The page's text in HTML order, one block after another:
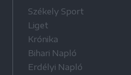
Székely Sport
Liget
Krónika
Bihari Napló
Erdélyi Napló